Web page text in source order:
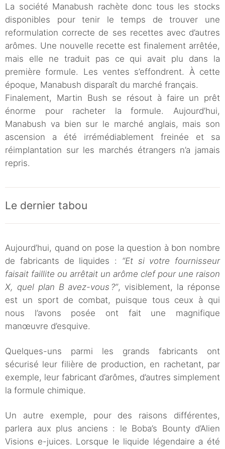
La société Manabush rachète donc tous les stocks
disponibles pour tenir le temps de trouver une
reformulation correcte de ses recettes avec d’autres
arômes. Une nouvelle recette est finalement arrêtée,
mais elle ne traduit pas ce qui avait plu dans la
première formule. Les ventes s’effondrent. À cette
époque, Manabush disparaît du marché français.
Finalement, Martin Bush se résout à faire un prêt
énorme pour racheter la formule. Aujourd’hui,
Manabush va bien sur le marché anglais, mais son
ascension a été irrémédiablement freinée et sa
réimplantation sur les marchés étrangers n’a jamais
repris.
Le dernier tabou
Aujourd’hui, quand on pose la question à bon nombre
de fabricants de liquides : “Et si votre fournisseur
faisait faillite ou arrêtait un arôme clef pour une raison
X, quel plan B avez-vous ?”, visiblement, la réponse
est un sport de combat, puisque tous ceux à qui
nous l’avons posée ont fait une magnifique
manœuvre d’esquive.
Quelques-uns parmi les grands fabricants ont
sécurisé leur filière de production, en rachetant, par
exemple, leur fabricant d’arômes, d’autres simplement
la formule chimique.
Un autre exemple, pour des raisons différentes,
parlera aux plus anciens : le Boba’s Bounty d’Alien
Visions e-juices. Lorsque le liquide légendaire a été